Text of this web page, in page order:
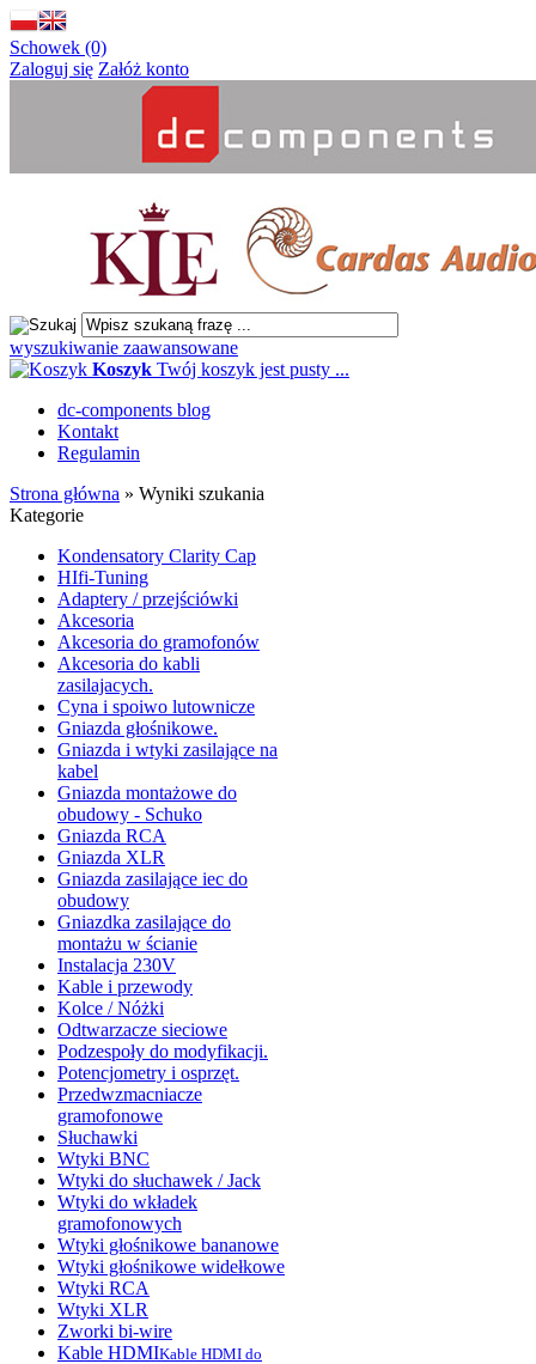
Schowek (0)
Zaloguj się Załóż konto
wyszukiwanie zaawansowane
Koszyk Twój koszyk jest pusty ...
dc-components blog
Kontakt
Regulamin
Strona główna » Wyniki szukania
Kategorie
Kondensatory Clarity Cap
HIfi-Tuning
Adaptery / przejściówki
Akcesoria
Akcesoria do gramofonów
Akcesoria do kabli
zasilajacych.
Cyna i spoiwo lutownicze
Gniazda głośnikowe.
Gniazda i wtyki zasilające na
kabel
Gniazda montażowe do
obudowy - Schuko
Gniazda RCA
Gniazda XLR
Gniazda zasilające iec do
obudowy
Gniazdka zasilające do
montażu w ścianie
Instalacja 230V
Kable i przewody
Kolce / Nóżki
Odtwarzacze sieciowe
Podzespoły do modyfikacji.
Potencjometry i osprzęt.
Przedwzmacniacze
gramofonowe
Słuchawki
Wtyki BNC
Wtyki do słuchawek / Jack
Wtyki do wkładek
gramofonowych
Wtyki głośnikowe bananowe
Wtyki głośnikowe widełkowe
Wtyki RCA
Wtyki XLR
Zworki bi-wire
Kable HDMIKable HDMI do